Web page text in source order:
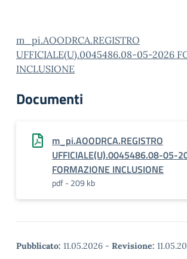
m_pi.AOODRCA.REGISTRO
UFFICIALE(U).0045486.08-05-2026
INCLUSIONE
Documenti
m_pi.AOODRCA.REGISTRO
UFFICIALE(U).0045486.08-05-
FORMAZIONE INCLUSIONE
pdf - 209 kb
Pubblicato: 11.05.2026 - Revisione: